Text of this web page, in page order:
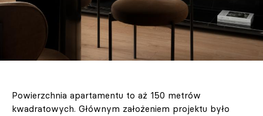
Powierzchnia apartamentu to aż 150 metrów
kwadratowych. Głównym założeniem projektu było